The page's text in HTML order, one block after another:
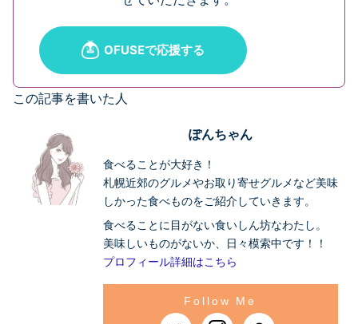
この記事を書いた人
ぽんちゃん
食べることが大好き！
札幌近郊のグルメやお取り寄せグルメなど美味
しかった食べものをご紹介していきます。
食べることに目がない食いしん坊なわたし。
美味しいものがないか、日々模索中です！！
プロフィール詳細はこちら